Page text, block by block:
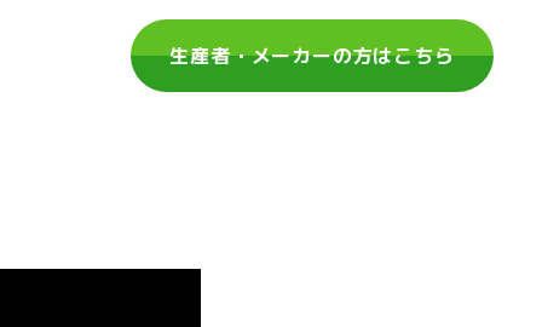
生産者・メーカーの方はこちら